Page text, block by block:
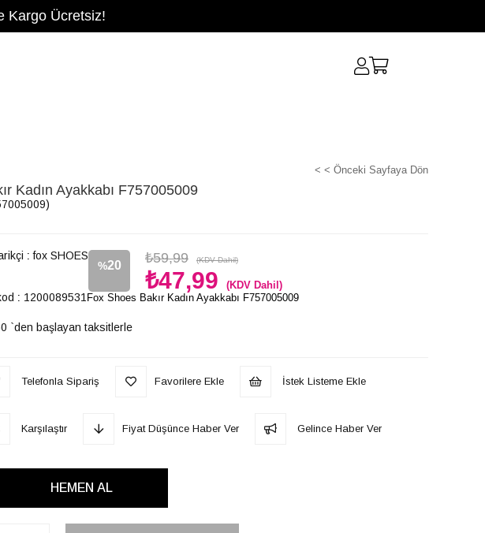
Kargo Ücretsiz!
< < Önceki Sayfaya Dön
Kadın Ayakkabı F757005009
: fox SHOES
%20
İndirim
₺59,99 (KDV Dahil)
₺47,99 (KDV Dahil)
: 1200089531
`den başlayan taksitlerle
Fox Shoes Bakır Kadın Ayakkabı F757005009
Telefonla Sipariş Favorilere Ekle İstek Listeme Ekle
Karşılaştır Fiyat Düşünce Haber Ver Gelince Haber Ver